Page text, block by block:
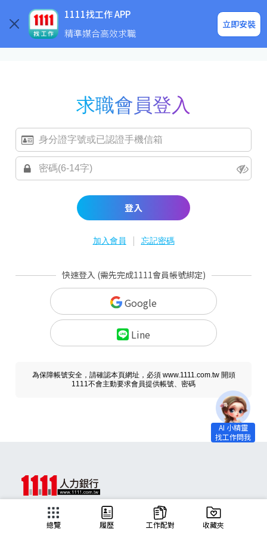
1111找工作 APP
精準媒合高效求職
立即安裝
企業求才
求職會員登入
登入
加入會員 | 忘記密碼
快速登入 (需先完成1111會員帳號綁定)
Google
Line
為保障帳號安全，請確認本頁網址，必須 www.1111.com.tw 開頭
1111不會主動要求會員提供帳號、密碼
總覽 履歷 工作配對 收藏夾